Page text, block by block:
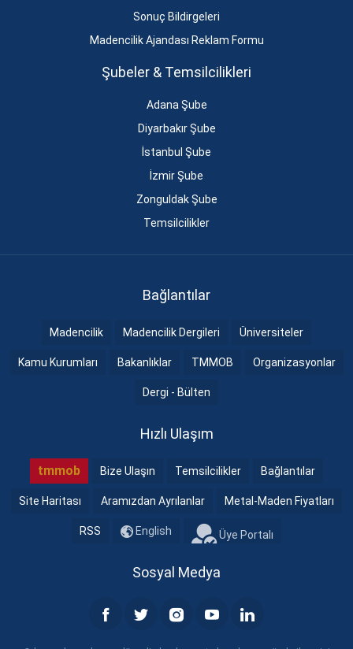
Sonuç Bildirgeleri
Madencilik Ajandası Reklam Formu
Şubeler & Temsilcilikleri
Adana Şube
Diyarbakır Şube
İstanbul Şube
İzmir Şube
Zonguldak Şube
Temsilcilikler
Bağlantılar
Madencilik Madencilik Dergileri Üniversiteler
Kamu Kurumları Bakanlıklar TMMOB Organizasyonlar
Dergi - Bülten
Hızlı Ulaşım
tmmob Bize Ulaşın Temsilcilikler Bağlantılar
Site Haritası Aramızdan Ayrılanlar Metal-Maden Fiyatları
RSS English Üye Portalı
Sosyal Medya